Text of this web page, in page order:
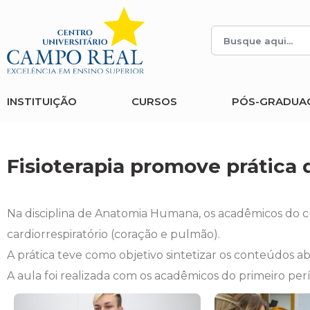
INSTITUIÇÃO CURSOS PÓS-
Fisioterapia promove prática
Na disciplina de Anatomia Humana, os acadêmicos
cardiorrespiratório (coração e pulmão).
A prática teve como objetivo sintetizar os conteúdos
A aula foi realizada com os acadêmicos do primeiro
Histórico
Editais
Administração
Ciências Contábeis
Enfermagem
Engenharia Agronômica
Engenharia Civil
Vestibular de Inverno
2ª Via de Boleto
Biblioteca
Calendário de Provas
Carteirinha de Estudante
Central de Estágios - TCC
Avalie a Campo Real
COLAP
Comitê de Ética em Pesquisa
Diploma Digital
Educação em Direitos Humanos